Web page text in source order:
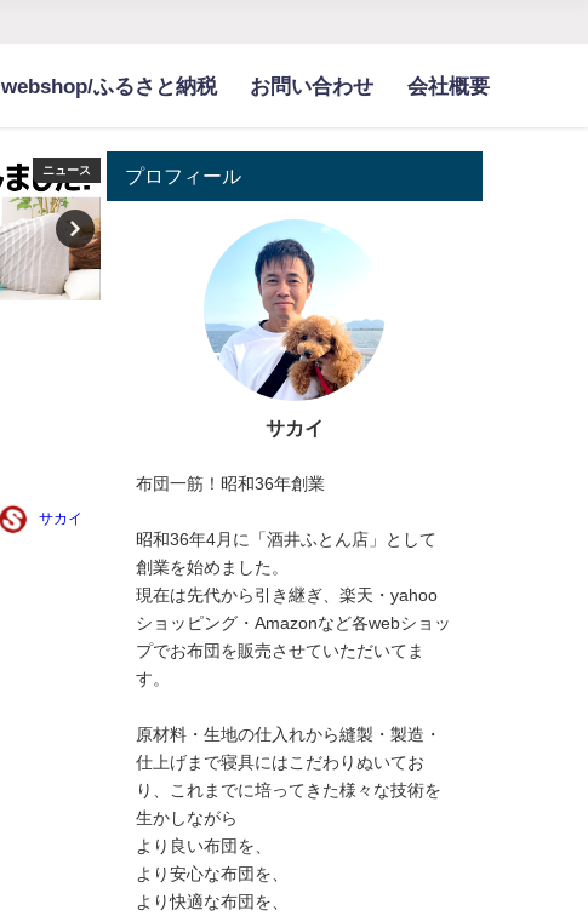
webshop/ふるさと納税 お問い合わせ 会社概要
ニュース
サカイ
プロフィール
サカイ
布団一筋！昭和36年創業
昭和36年4月に「酒井ふとん店」として
創業を始めました。
現在は先代から引き継ぎ、楽天・yahoo
ショッピング・Amazonなど各webショッ
プでお布団を販売させていただいてま
す。
原材料・生地の仕入れから縫製・製造・
仕上げまで寝具にはこだわりぬいてお
り、これまでに培ってきた様々な技術を
生かしながら
より良い布団を、
より安心な布団を、
より快適な布団を、